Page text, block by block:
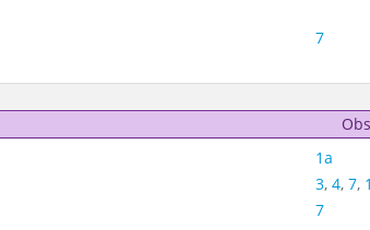
7
1a
3, 4, 7,
7